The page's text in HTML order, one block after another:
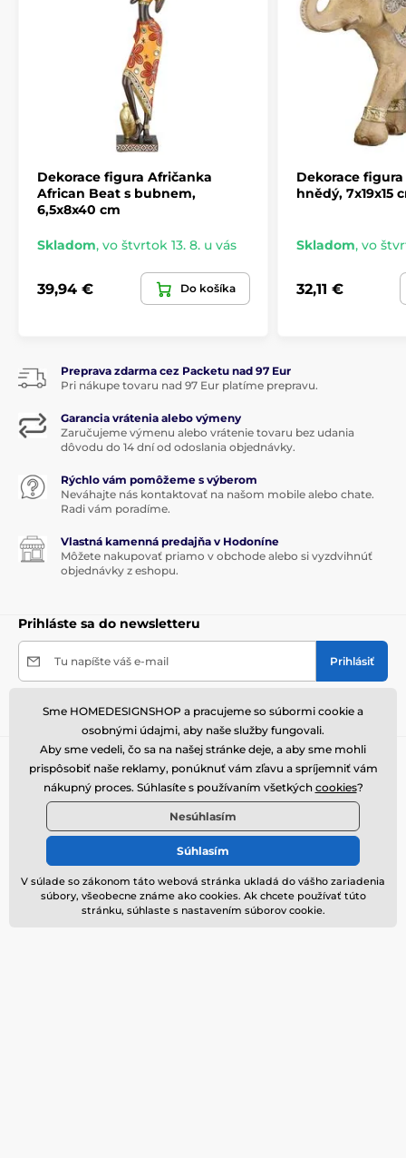
Dekorace figura Afričanka
African Beat s bubnem,
6,5x8x40 cm
Skladom, vo štvrtok 13. 8. u vás
39,94 € Do košíka
Dekorace figura
hnědý, 7x19x15
Skladom, vo
32,11 €
Preprava zdarma cez Packetu nad 97 Eur
Pri nákupe tovaru nad 97 Eur platíme prepravu.
Garancia vrátenia alebo výmeny
Zaručujeme výmenu alebo vrátenie tovaru bez udania
dôvodu do 14 dní od odoslania objednávky.
Rýchlo vám pomôžeme s výberom
Neváhajte nás kontaktovať na našom mobile alebo chate.
Radi vám poradíme.
Vlastná kamenná predajňa v Hodoníne
Môžete nakupovať priamo v obchode alebo si vyzdvihnúť
objednávky z eshopu.
Prihláste sa do newsletteru
Tu napíšte váš e-mail Prihlásiť
kedykoľvek odhlásiť.
Potrebujete poradiť online
Zákaznický servis je k dispozícii
info@homedesignshop.cz
Slovenčina
Sme HOMEDESIGNSHOP a pracujeme so súbormi cookie a
osobnými údajmi, aby naše služby fungovali.
Aby sme vedeli, čo sa na našej stránke deje, a aby sme mohli
prispôsobiť naše reklamy, ponúknuť vám zľavu a spríjemniť vám
nákupný proces. Súhlasíte s používaním všetkých cookies?
Nesúhlasím
Súhlasím
V súlade so zákonom táto webová stránka ukladá do vášho zariadenia
súbory, všeobecne známe ako cookies. Ak chcete používať túto
stránku, súhlaste s nastavením súborov cookie.